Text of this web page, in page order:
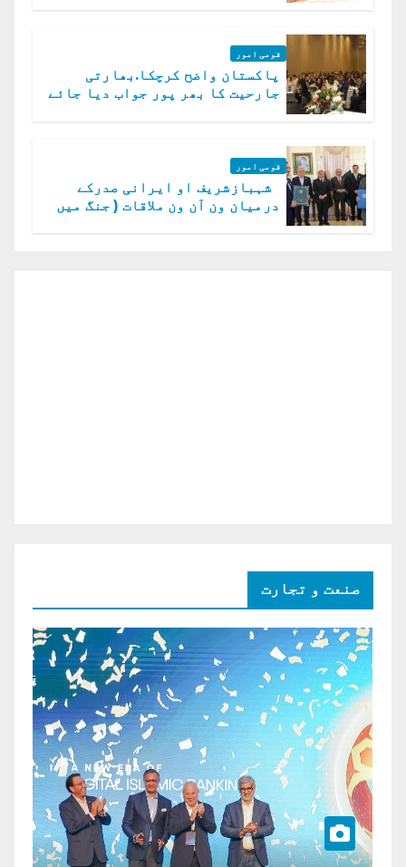
قومی امور
پاکستان واضح کرچکا.بھارتی
جارحیت کا بھر پور جواب دیا جائے
قومی امور
شہبازشریف او ایرانی صدرکے
درمیان ون آن ون ملاقات ( جنگ میں
صنعت و تجارت